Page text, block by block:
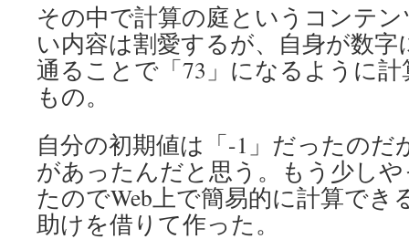
その中で計算の庭というコンテ
い内容は割愛するが、自身が数
通ることで「73」になるように
もの。
自分の初期値は「-1」だったのだ
があったんだと思う。もう少し
たのでWeb上で簡易的に計算で
助けを借りて作った。